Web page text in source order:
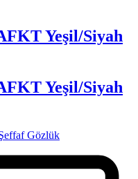
Yeşil/Siyah
Yeşil/Siyah